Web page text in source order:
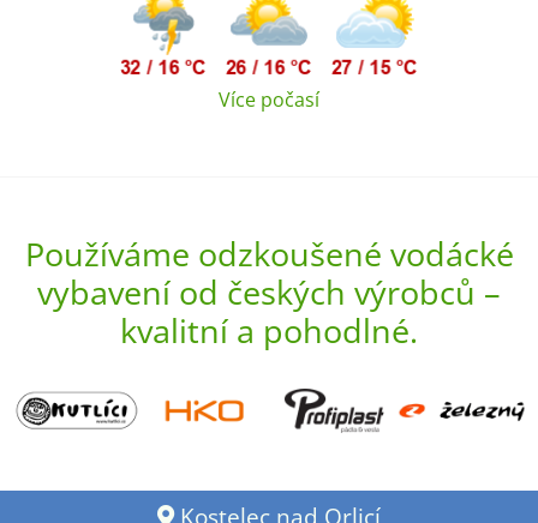
Více počasí
Používáme odzkoušené vodácké
vybavení od českých výrobců –
kvalitní a pohodlné.
Kostelec nad Orlicí